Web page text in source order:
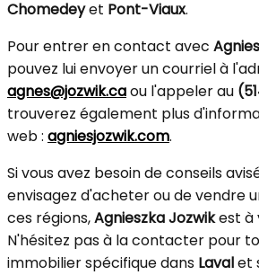
Chomedeyet Pont-Viaux.
Pour entrer en contact avec
pouvez lui envoyer un courriel à
agnes@jozwik.caou l'appeler au
trouverez également plus
web : agniesjozwik.com.
Si vous avez besoin de conseils
envisagez d'acheter ou de vendre
ces régions,Agnieszka Jozwikest à
N'hésitez pas à la contacter pour
immobilier spécifique dans Lavalet